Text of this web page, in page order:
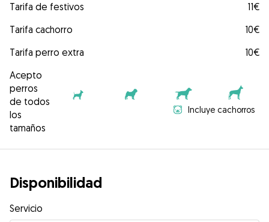
Tarifa de festivos
11€
Tarifa cachorro
10€
Tarifa perro extra
10€
Acepto
perros
de todos
los
tamaños
Incluye cachorros
Disponibilidad
Servicio